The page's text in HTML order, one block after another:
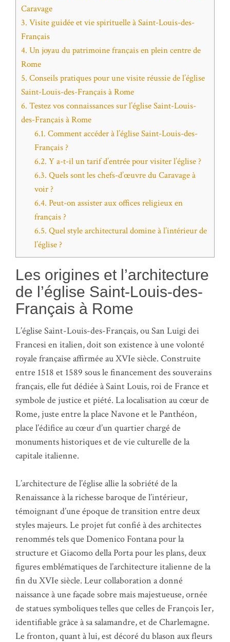
Caravage
3. Visite guidée et vie spirituelle à Saint-Louis-des-
Français
4. Un joyau du patrimoine français en plein centre de
Rome
5. Conseils pratiques pour une visite réussie de l’église
Saint-Louis-des-Français à Rome
6. Testez vos connaissances sur l’église Saint-Louis-
des-Français à Rome
6.1. Comment accéder à l’église Saint-Louis-des-
Français ?
6.2. Y a-t-il un tarif d’entrée pour visiter l’église ?
6.3. Quels sont les chefs-d’œuvre du Caravage à
voir ?
6.4. Peut-on assister aux offices religieux en
français ?
6.5. Quel style architectural domine à l’intérieur de
l’église ?
Les origines et l’architecture
de l’église Saint-Louis-des-
Français à Rome
L’église Saint-Louis-des-Français, ou San Luigi dei
Francesi en italien, doit son existence à une volonté
royale française affirmée au XVIe siècle. Construite
entre 1518 et 1589 sous le financement des souverains
français, elle fut dédiée à Saint Louis, roi de France et
symbole de justice et piété. La localisation au cœur de
Rome, juste entre la place Navone et le Panthéon,
place l’édifice au cœur d’un quartier chargé de
monuments historiques et de vie culturelle de la
capitale italienne.
L’architecture de l’église allie la sobriété de la
Renaissance à la richesse baroque de l’intérieur,
témoignant d’une époque de transition entre deux
styles majeurs. Le projet fut confié à des architectes
renommés tels que Domenico Fontana pour la
structure et Giacomo della Porta pour les plans, deux
figures emblématiques de l’architecture italienne de la
fin du XVIe siècle. Leur collaboration a donné
naissance à une façade sobre mais majestueuse, ornée
de statues symboliques telles que celles de François Ier,
identifiable grâce à sa salamandre, et de Charlemagne.
Le fronton, quant à lui, est décoré du blason aux fleurs